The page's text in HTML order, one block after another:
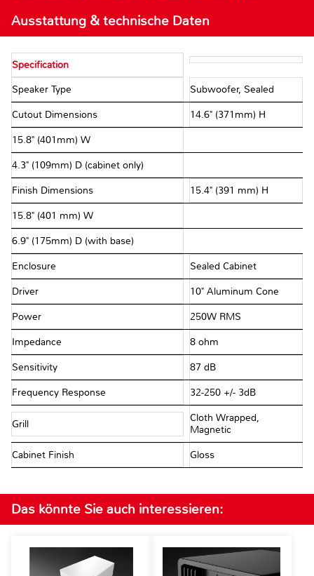
Ausstattung & technische Daten
Specification
Speaker Type Subwoofer, Sealed
Cutout Dimensions 14.6" (371mm) H
15.8" (401mm) W
4.3" (109mm) D (cabinet only)
Finish Dimensions 15.4" (391 mm) H
15.8" (401 mm) W
6.9" (175mm) D (with base)
Enclosure Sealed Cabinet
Driver 10" Aluminum Cone
Power 250W RMS
Impedance 8 ohm
Sensitivity 87 dB
Frequency Response 32-250 +/- 3dB
Grill
Cloth Wrapped,
Magnetic
Cabinet Finish Gloss
Das könnte Sie auch interessieren: